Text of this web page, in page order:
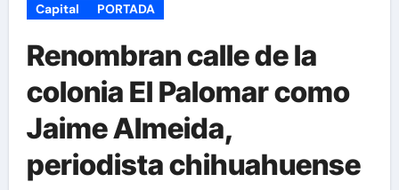
Capital PORTADA
Renombran calle de la
colonia El Palomar como
Jaime Almeida,
periodista chihuahuense